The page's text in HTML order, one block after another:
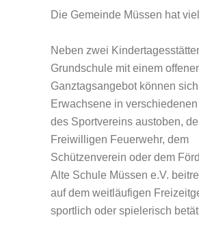
Die Gemeinde Müssen hat
Neben zwei
Grundschule mit einem
Ganztagsangebot können
Erwachsene in
des Sportvereins austoben,
Freiwilligen Feuerwehr, dem
Schützenverein oder dem
Alte Schule Müssen e.V.
auf dem weitläufigen
sportlich oder spielerisch